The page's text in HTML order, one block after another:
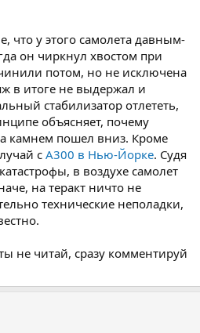
что у этого самолета давным-
он чиркнул хвостом при
потом, но не исключена
в итоге не выдержал и
стабилизатор отлететь,
объясняет, почему
камнем пошел вниз. Кроме
с А300 в Нью-Йорке. Судя
в воздухе самолет
на теракт ничто не
технические неполадки,
не читай, сразу комментируй